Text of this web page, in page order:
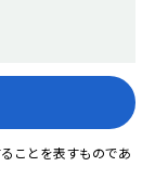
ことを表すものであ